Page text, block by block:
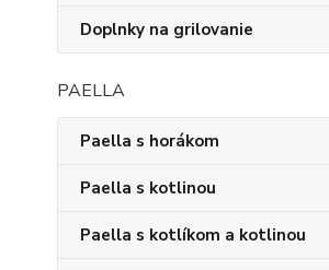
Doplnky na grilovanie
PAELLA
Paella s horákom
Paella s kotlinou
Paella s kotlíkom a kotlinou